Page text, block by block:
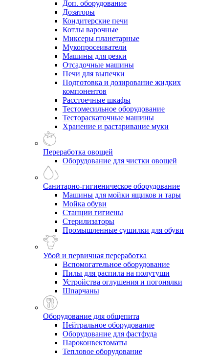
Доп. оборудование
Дозаторы
Кондитерские печи
Котлы варочные
Миксеры планетарные
Мукопросеиватели
Машины для резки
Отсадочные машины
Печи для выпечки
Подготовка и дозирование жидких
компонентов
Расстоечные шкафы
Тестомесильное оборудование
Тестораскаточные машины
Хранение и растаривание муки
Переработка овощей
Оборудование для чистки овощей
Санитарно-гигиеническое оборудование
Машины для мойки ящиков и тары
Мойка обуви
Станции гигиены
Стерилизаторы
Промышленные сушилки для обуви
Убой и первичная переработка
Вспомогательное оборудование
Пилы для распила на полутуши
Устройства оглушения и погонялки
Шпарчаны
Оборудование для общепита
Нейтральное оборудование
Оборудование для фастфуда
Пароконвектоматы
Тепловое оборудование